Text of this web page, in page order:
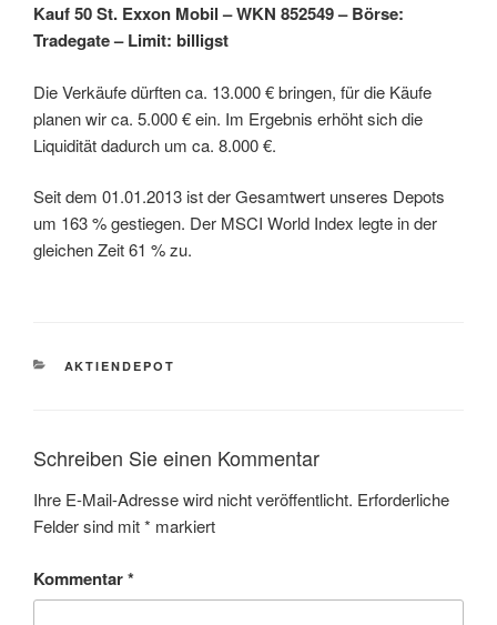
Kauf 50 St. Exxon Mobil – WKN 852549 – Börse:
Tradegate – Limit: billigst
Die Verkäufe dürften ca. 13.000 € bringen, für die Käufe
planen wir ca. 5.000 € ein. Im Ergebnis erhöht sich die
Liquidität dadurch um ca. 8.000 €.
Seit dem 01.01.2013 ist der Gesamtwert unseres Depots
um 163 % gestiegen. Der MSCI World Index legte in der
gleichen Zeit 61 % zu.
KATEGORIEN
AKTIENDEPOT
Schreiben Sie einen Kommentar
Ihre E-Mail-Adresse wird nicht veröffentlicht. Erforderliche
Felder sind mit* markiert
Kommentar*